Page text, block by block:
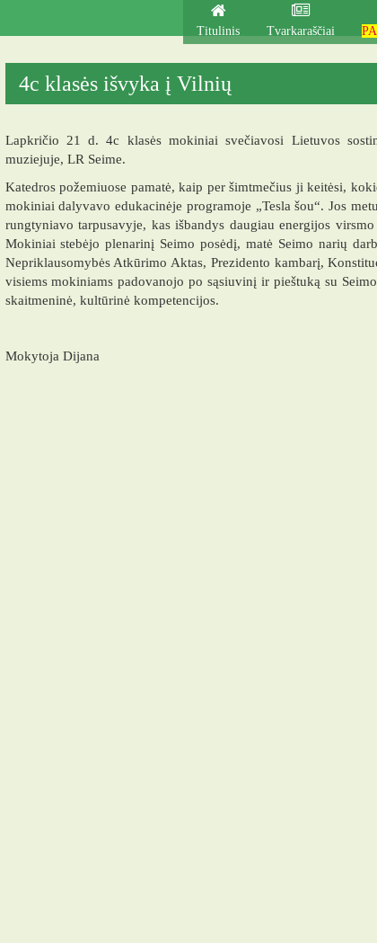
Titulinis Tvarkaraščiai
4c klasės išvyka į Vilnių
Lapkričio 21 d. 4c klasės mokiniai svečiavosi Lietuvos
muziejuje, LR Seime.
Katedros požemiuose pamatė, kaip per šimtmečius ji keitėsi,
mokiniai dalyvavo edukacinėje programoje „Tesla šou“. Jos
rungtyniavo tarpusavyje, kas išbandys daugiau energijos
Mokiniai stebėjo plenarinį Seimo posėdį, matė Seimo narių
Nepriklausomybės Atkūrimo Aktas, Prezidento kambarį,
visiems mokiniams padovanojo po sąsiuvinį ir pieštuką su
skaitmeninė, kultūrinė kompetencijos.
Mokytoja Dijana